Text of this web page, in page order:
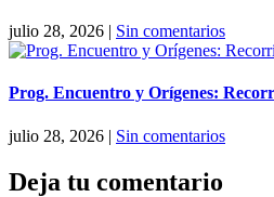
julio 28, 2026 | Sin comentarios
Prog. Encuentro y Orígenes:
julio 28, 2026 | Sin comentarios
Deja tu comentario